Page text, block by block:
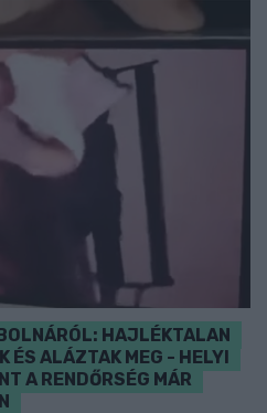
HAJLÉKTALAN
ÉS ALÁZTAK MEG - HELYI
A RENDŐRSÉG MÁR